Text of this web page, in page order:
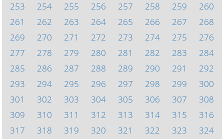
253
254 255 256 257 258 259
260
261
262 263 264 265 266 267
268
269
270 271 272 273 274 275
276
277
278 279 280 281 282 283
284
285
286 287 288 289 290 291
292
293
294 295 296 297 298 299
300
301
302 303 304 305 306 307
308
309
310 311 312 313 314 315
316
317
318 319 320 321 322 323
324